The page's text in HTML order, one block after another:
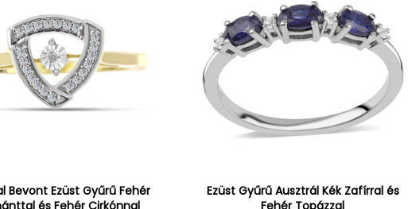
Bevont Ezüst Gyűrű Fehér
Ezüst Gyűrű Ausztrál Kék Zafírral és